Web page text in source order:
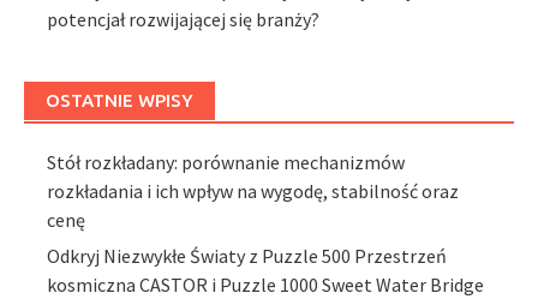
potencjał rozwijającej się branży?
OSTATNIE WPISY
Stół rozkładany: porównanie mechanizmów
rozkładania i ich wpływ na wygodę, stabilność oraz
cenę
Odkryj Niezwykłe Światy z Puzzle 500 Przestrzeń
kosmiczna CASTOR i Puzzle 1000 Sweet Water Bridge